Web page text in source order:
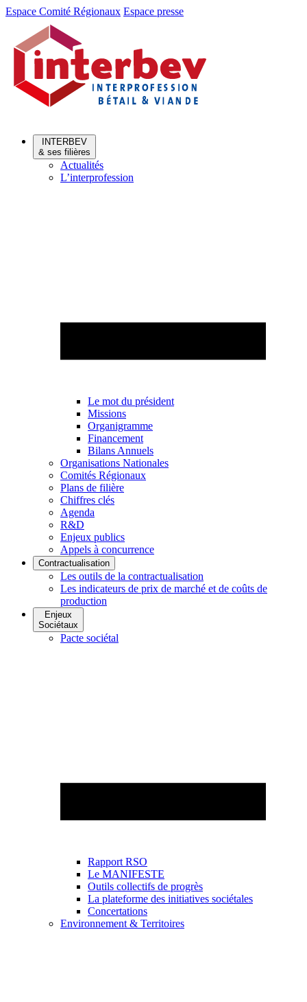
Aller
Aller
contenu
Espace Comité Régionaux Espace presse
INTERBEV
& ses filières
Actualités
L’interprofession
Le mot du président
Missions
Organigramme
Financement
Bilans Annuels
Organisations Nationales
Comités Régionaux
Plans de filière
Chiffres clés
Agenda
R&D
Enjeux publics
Appels à concurrence
Contractualisation
Les outils de la contractualisation
Les indicateurs de prix de marché et de coûts de
production
Enjeux
Sociétaux
Pacte sociétal
Rapport RSO
Le MANIFESTE
Outils collectifs de progrès
La plateforme des initiatives sociétales
Concertations
Environnement & Territoires